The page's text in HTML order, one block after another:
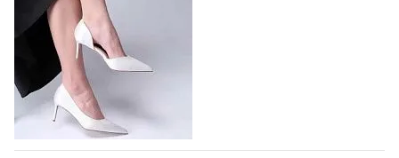
На участие в седьмой Московской неделе моды,
которая пройдет в российской столице с 26 сентября
по 1 октября, уже подано 1047 заявок. Примерно
половину из них (494) прислали дизайнеры,
коллекции которых не были представлены в…
07.08.2026 594